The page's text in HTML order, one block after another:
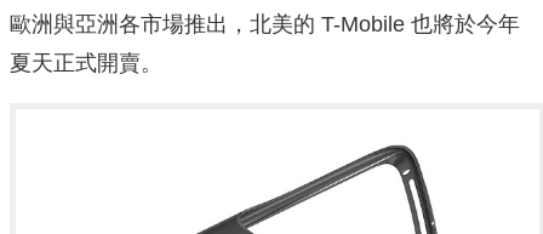
歐洲與亞洲各市場推出，北美的 T-Mobile 也將於今年
夏天正式開賣。